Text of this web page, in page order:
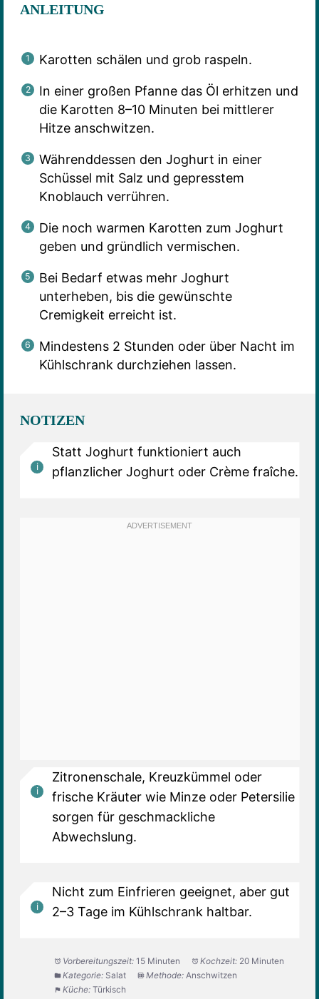
ANLEITUNG
Karotten schälen und grob raspeln.
In einer großen Pfanne das Öl erhitzen und
die Karotten 8–10 Minuten bei mittlerer
Hitze anschwitzen.
Währenddessen den Joghurt in einer
Schüssel mit Salz und gepresstem
Knoblauch verrühren.
Die noch warmen Karotten zum Joghurt
geben und gründlich vermischen.
Bei Bedarf etwas mehr Joghurt
unterheben, bis die gewünschte
Cremigkeit erreicht ist.
Mindestens 2 Stunden oder über Nacht im
Kühlschrank durchziehen lassen.
NOTIZEN
Statt Joghurt funktioniert auch
pflanzlicher Joghurt oder Crème fraîche.
Zitronenschale, Kreuzkümmel oder
frische Kräuter wie Minze oder Petersilie
sorgen für geschmackliche
Abwechslung.
Nicht zum Einfrieren geeignet, aber gut
2–3 Tage im Kühlschrank haltbar.
Vorbereitungszeit: 15 Minuten Kochzeit: 20 Minuten
Kategorie: Salat Methode: Anschwitzen
Küche: Türkisch